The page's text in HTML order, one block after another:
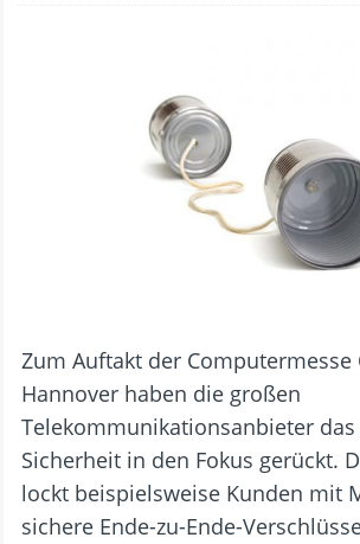
Zum Auftakt der Computermesse
Hannover haben die großen
Telekommunikationsanbieter das
Sicherheit in den Fokus gerückt.
lockt beispielsweise Kunden mit
sichere Ende-zu-Ende-